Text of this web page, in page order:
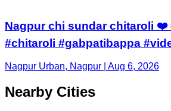
Nagpur chi sundar chitaroli ❤️
#chitaroli #gabpatibappa
Nagpur Urban, Nagpur | Aug 6, 2026
Nearby Cities